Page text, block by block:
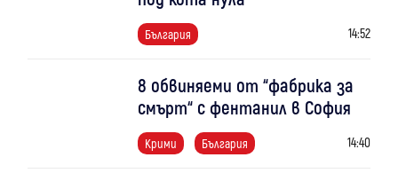
България 14:52
8 обвиняеми от “фабрика за
смърт“ с фентанил в София
Крими България 14:40